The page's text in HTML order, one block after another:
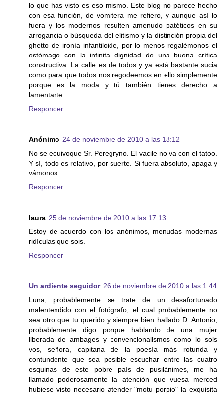
lo que has visto es eso mismo. Este blog no parece hecho
con esa función, de vomitera me refiero, y aunque así lo
fuera y los modernos resulten amenudo patéticos en su
arrogancia o búsqueda del elitismo y la distinción propia del
ghetto de ironía infantiloide, por lo menos regalémonos el
estómago con la infinita dignidad de una buena crítica
constructiva. La calle es de todos y ya está bastante sucia
como para que todos nos regodeemos en ello simplemente
porque es la moda y tú también tienes derecho a
lamentarte.
Responder
Anónimo 24 de noviembre de 2010 a las 18:12
No se equivoque Sr. Peregryno. El vacile no va con el tatoo.
Y sí, todo es relativo, por suerte. Si fuera absoluto, apaga y
vámonos.
Responder
laura 25 de noviembre de 2010 a las 17:13
Estoy de acuerdo con los anónimos, menudas modernas
ridículas que sois.
Responder
Un ardiente seguidor 26 de noviembre de 2010 a las 1:44
Luna, probablemente se trate de un desafortunado
malentendido con el fotógrafo, el cual probablemente no
sea otro que tu querido y siempre bien hallado D. Antonio,
probablemente digo porque hablando de una mujer
liberada de ambages y convencionalismos como lo sois
vos, señora, capitana de la poesía más rotunda y
contundente que sea posible escuchar entre las cuatro
esquinas de este pobre país de pusilánimes, me ha
llamado poderosamente la atención que vuesa merced
hubiese visto necesario atender "motu porpio" la exquisita